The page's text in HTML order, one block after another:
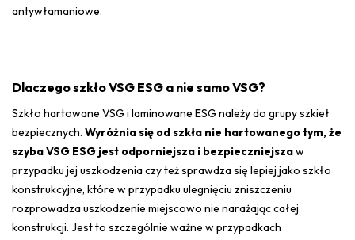
antywłamaniowe.
Dlaczego szkło VSG ESG a nie samo VSG?
Szkło hartowane VSG i laminowane ESG należy do grupy szkieł
bezpiecznych. Wyróżnia się od szkła nie hartowanego tym, że
szyba VSG ESG jest odporniejsza i bezpieczniejszaw
przypadku jej uszkodzenia czy też sprawdza się lepiej jako szkło
konstrukcyjne, które w przypadku ulegnięciu zniszczeniu
rozprowadza uszkodzenie miejscowo nie narażając całej
konstrukcji. Jest to szczególnie ważne w przypadkach